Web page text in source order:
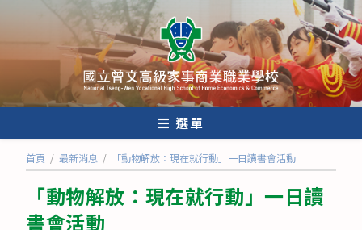
內
選單
首頁 / 最新消息 / 「動物解放：現在就行動」一日讀書會活動
「動物解放：現在就行動」一日讀
書會活動